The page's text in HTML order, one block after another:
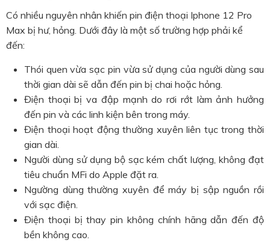
Có nhiều nguyên nhân khiến pin điện thoại Iphone 12 Pro
Max bị hư, hỏng. Dưới đây là một số trường hợp phải kể
đến:
Thói quen vừa sạc pin vừa sử dụng của người dùng sau
thời gian dài sẽ dẫn đến pin bị chai hoặc hỏng.
Điện thoại bị va đập mạnh do rơi rớt làm ảnh hưởng
đến pin và các linh kiện bên trong máy.
Điện thoại hoạt động thường xuyên liên tục trong thời
gian dài.
Người dùng sử dụng bộ sạc kém chất lượng, không đạt
tiêu chuẩn MFi do Apple đặt ra.
Ngường dùng thường xuyên để máy bị sập nguồn rồi
với sạc điện.
Điện thoại bị thay pin không chính hãng dẫn đến độ
bền không cao.